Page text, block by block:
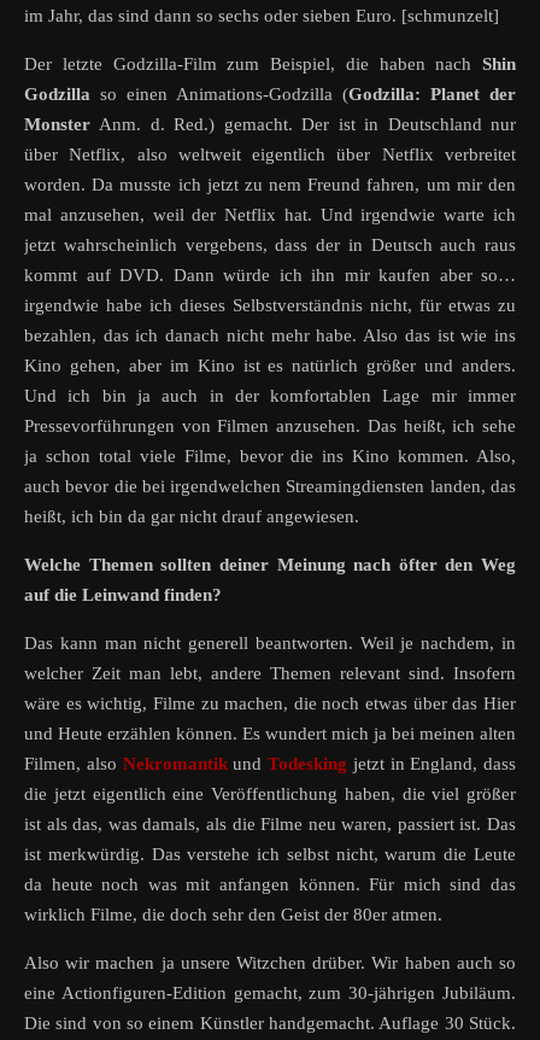
im Jahr, das sind dann so sechs oder sieben Euro. [schmunzelt]
Der letzte Godzilla-Film zum Beispiel, die haben nach Shin
Godzilla so einen Animations-Godzilla (Godzilla: Planet der
Monster Anm. d. Red.) gemacht. Der ist in Deutschland nur
über Netflix, also weltweit eigentlich über Netflix verbreitet
worden. Da musste ich jetzt zu nem Freund fahren, um mir den
mal anzusehen, weil der Netflix hat. Und irgendwie warte ich
jetzt wahrscheinlich vergebens, dass der in Deutsch auch raus
kommt auf DVD. Dann würde ich ihn mir kaufen aber so…
irgendwie habe ich dieses Selbstverständnis nicht, für etwas zu
bezahlen, das ich danach nicht mehr habe. Also das ist wie ins
Kino gehen, aber im Kino ist es natürlich größer und anders.
Und ich bin ja auch in der komfortablen Lage mir immer
Pressevorführungen von Filmen anzusehen. Das heißt, ich sehe
ja schon total viele Filme, bevor die ins Kino kommen. Also,
auch bevor die bei irgendwelchen Streamingdiensten landen, das
heißt, ich bin da gar nicht drauf angewiesen.
Welche Themen sollten deiner Meinung nach öfter den Weg
auf die Leinwand finden?
Das kann man nicht generell beantworten. Weil je nachdem, in
welcher Zeit man lebt, andere Themen relevant sind. Insofern
wäre es wichtig, Filme zu machen, die noch etwas über das Hier
und Heute erzählen können. Es wundert mich ja bei meinen alten
Filmen, also Nekromantik und Todesking jetzt in England, dass
die jetzt eigentlich eine Veröffentlichung haben, die viel größer
ist als das, was damals, als die Filme neu waren, passiert ist. Das
ist merkwürdig. Das verstehe ich selbst nicht, warum die Leute
da heute noch was mit anfangen können. Für mich sind das
wirklich Filme, die doch sehr den Geist der 80er atmen.
Also wir machen ja unsere Witzchen drüber. Wir haben auch so
eine Actionfiguren-Edition gemacht, zum 30-jährigen Jubiläum.
Die sind von so einem Künstler handgemacht. Auflage 30 Stück.